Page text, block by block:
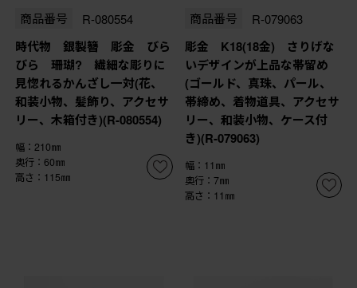
商品番号 R-080554
時代物 銀製簪 彫金 びら
びら 珊瑚? 繊細な彫りに
見惚れるかんざし一対(花、
和装小物、髪飾り、アクセサ
リー、木箱付き)(R-080554)
幅：210㎜
奥行：60㎜
高さ：115㎜
商品番号 R-079063
彫金 K18(18金) さりげな
いデザインが上品な帯留め
(ゴールド、真珠、パール、
帯締め、着物道具、アクセサ
リー、和装小物、ケース付
き)(R-079063)
幅：11㎜
奥行：7㎜
高さ：11㎜